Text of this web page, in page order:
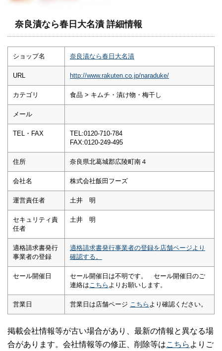
奈良漬なら春日大名漬 詳細情報
ショップ名 奈良漬なら春日大名漬
URL http://www.rakuten.co.jp/naraduke/
カテゴリ 食品 > キムチ・漬け物・梅干し
メール
TEL・FAX
TEL:0120-710-784
FAX:0120-249-495
住所 奈良県北葛城郡広陵町南４
会社名 株式会社飯田フーズ
運営責任者 土井 明
セキュリティ責
任者
土井 明
適格請求書発行
事業者の登録
適格請求書発行事業者の登録を店舗ページより
確認する。
セール開催日
セール開催日は不明です。 セール開催日のご
連絡は こちら よりお願いします。
営業日 営業日は店舗ページ こちら より確認ください。
掲載会社情報等が古い場合があり、最新の情報と異なる場
合があります。会社情報等の修正、削除等はこちら よりご